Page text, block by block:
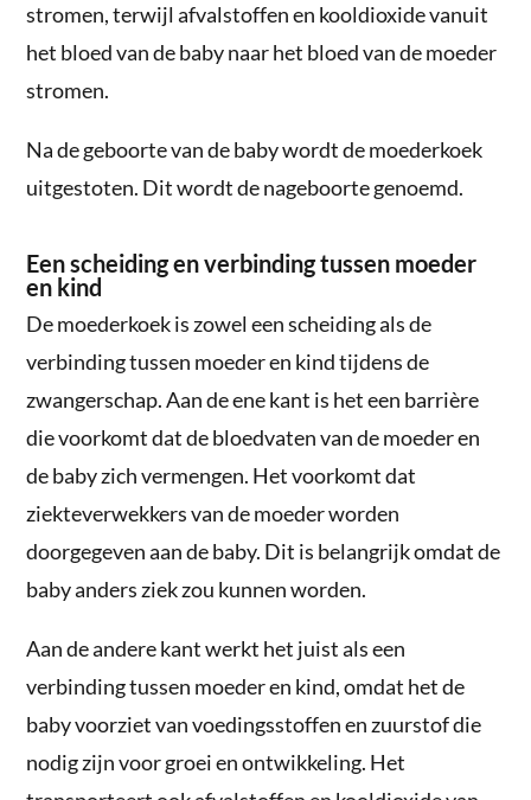
stromen, terwijl afvalstoffen en kooldioxide vanuit
het bloed van de baby naar het bloed van de moeder
stromen.
Na de geboorte van de baby wordt de moederkoek
uitgestoten. Dit wordt de nageboorte genoemd.
Een scheiding en verbinding tussen moeder
en kind
De moederkoek is zowel een scheiding als de
verbinding tussen moeder en kind tijdens de
zwangerschap. Aan de ene kant is het een barrière
die voorkomt dat de bloedvaten van de moeder en
de baby zich vermengen. Het voorkomt dat
ziekteverwekkers van de moeder worden
doorgegeven aan de baby. Dit is belangrijk omdat de
baby anders ziek zou kunnen worden.
Aan de andere kant werkt het juist als een
verbinding tussen moeder en kind, omdat het de
baby voorziet van voedingsstoffen en zuurstof die
nodig zijn voor groei en ontwikkeling. Het